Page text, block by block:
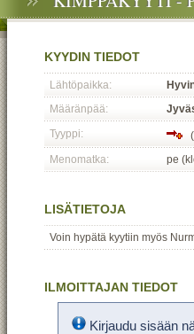
KYYDIN TIEDOT
Lähtöpaikka:
Määränpää:
Tyyppi:
Menomatka:
pe
LISÄTIETOJA
Voin hypätä kyytiin myös
ILMOITTAJAN TIEDOT
Kirjaudu sisään